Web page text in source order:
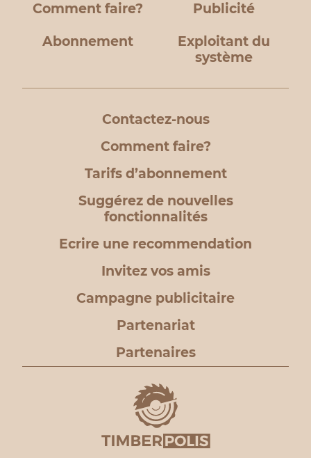
Comment faire? Publicité
Abonnement
Exploitant du
système
Contactez-nous
Comment faire?
Tarifs d’abonnement
Suggérez de nouvelles
fonctionnalités
Ecrire une recommendation
Invitez vos amis
Campagne publicitaire
Partenariat
Partenaires